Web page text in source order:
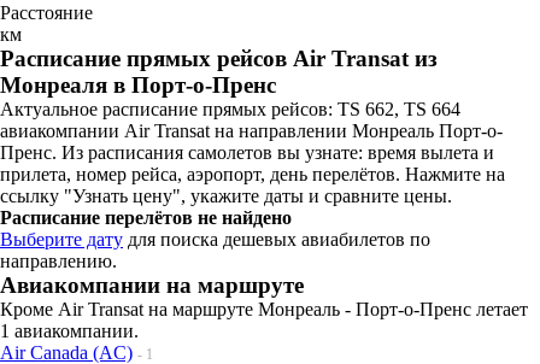
Расстояние
км
Расписание прямых рейсов Air Transat из
Монреаля в Порт-о-Пренс
Актуальное расписание прямых рейсов: TS 662, TS 664
авиакомпании Air Transat на направлении Монреаль Порт-о-
Пренс. Из расписания самолетов вы узнате: время вылета и
прилета, номер рейса, аэропорт, день перелётов. Нажмите на
ссылку "Узнать цену", укажите даты и сравните цены.
Расписание перелётов не найдено
Выберите дату для поиска дешевых авиабилетов по
направлению.
Авиакомпании на маршруте
Кроме Air Transat на маршруте Монреаль - Порт-о-Пренс летает
1 авиакомпании.
Air Canada (AC) - 1